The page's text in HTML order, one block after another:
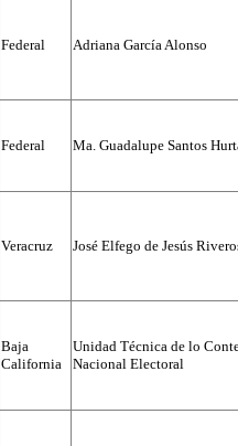
Federal Adriana García Alonso
Federal Ma. Guadalupe Santos
Veracruz José Elfego de Jesús
Baja
California
Unidad Técnica de lo
Nacional Electoral